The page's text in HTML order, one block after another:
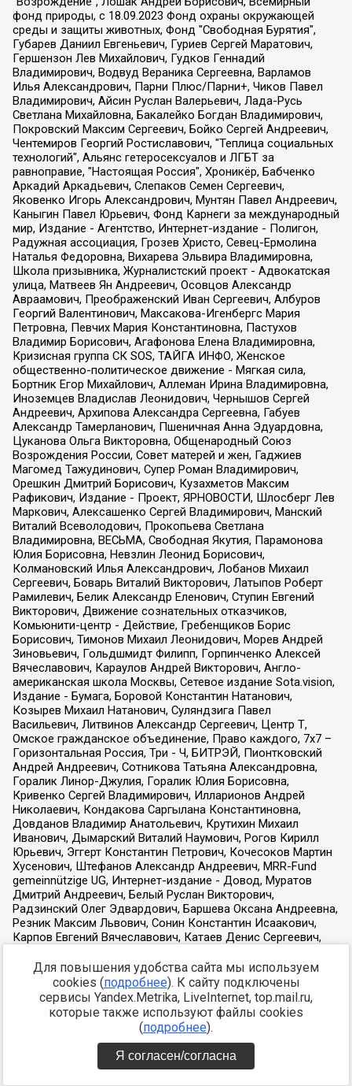
Для повышения удобства сайта мы используем
cookies (подробнее). К сайту подключены
сервисы Yandex.Metrika, LiveInternet, top.mail.ru,
которые также используют файлы cookies
(подробнее).
Я согласен/согласна